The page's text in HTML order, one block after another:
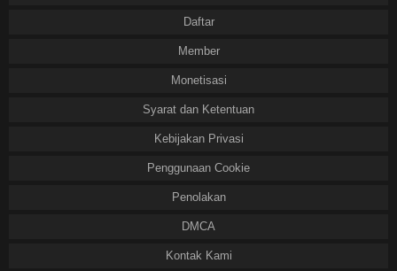
Daftar
Member
Monetisasi
Syarat dan Ketentuan
Kebijakan Privasi
Penggunaan Cookie
Penolakan
DMCA
Kontak Kami